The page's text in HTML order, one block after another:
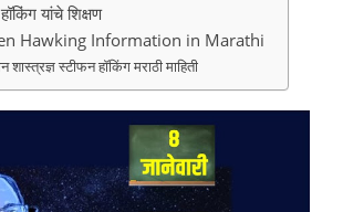
यांचे शिक्षण
Hawking Information in Marathi
शास्त्रज्ञ स्टीफन हॉकिंग मराठी माहिती